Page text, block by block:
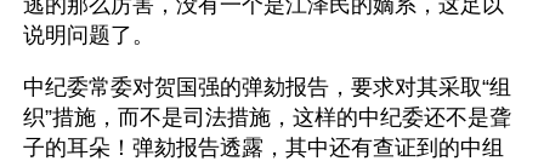
逃的那么厉害，没有一个是江泽民的嫡系，这足以
说明问题了。
中纪委常委对贺国强的弹劾报告，要求对其采取“组
织”措施，而不是司法措施，这样的中纪委还不是聋
子的耳朵！弹劾报告透露，其中还有查证到的中组